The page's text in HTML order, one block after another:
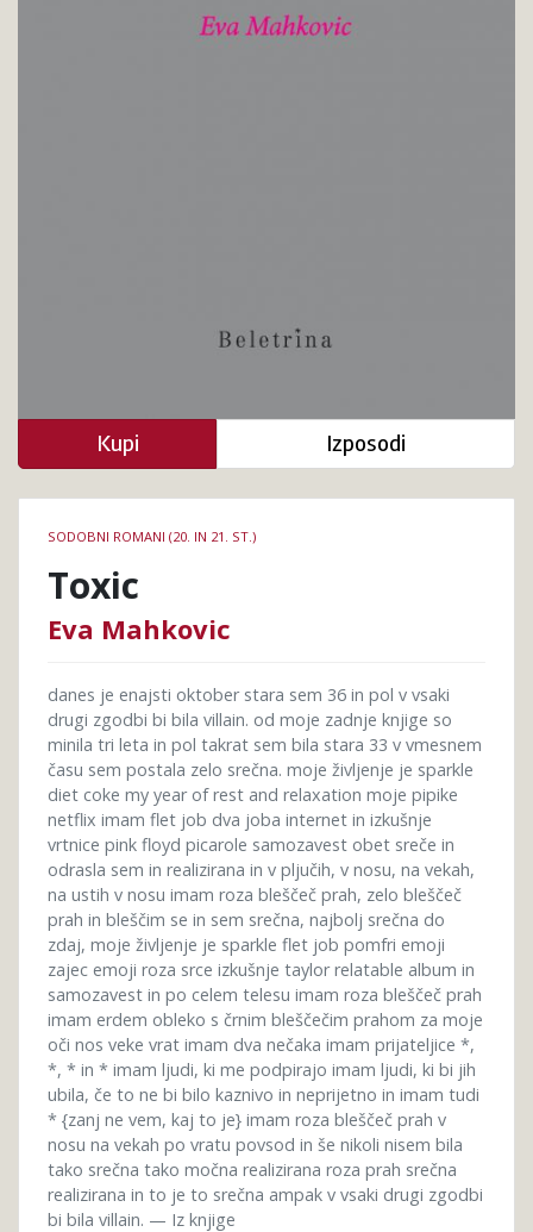
knjige
SODOBNI ROMANI (20. IN 21. ST.)
Toxic
Eva Mahkovic
danes je enajsti oktober stara sem 36 in pol v vsaki
drugi zgodbi bi bila villain. od moje zadnje knjige so
minila tri leta in pol takrat sem bila stara 33 v vmesnem
času sem postala zelo srečna. moje življenje je sparkle
diet coke my year of rest and relaxation moje pipike
netflix imam flet job dva joba internet in izkušnje
vrtnice pink floyd picarole samozavest obet sreče in
odrasla sem in realizirana in v pljučih, v nosu, na vekah,
na ustih v nosu imam roza bleščeč prah, zelo bleščeč
prah in bleščim se in sem srečna, najbolj srečna do
zdaj, moje življenje je sparkle flet job pomfri emoji
zajec emoji roza srce izkušnje taylor relatable album in
samozavest in po celem telesu imam roza bleščeč prah
imam erdem obleko s črnim bleščečim prahom za moje
oči nos veke vrat imam dva nečaka imam prijateljice *,
*, * in * imam ljudi, ki me podpirajo imam ljudi, ki bi jih
ubila, če to ne bi bilo kaznivo in neprijetno in imam tudi
* {zanj ne vem, kaj to je} imam roza bleščeč prah v
nosu na vekah po vratu povsod in še nikoli nisem bila
tako srečna tako močna realizirana roza prah srečna
realizirana in to je to srečna ampak v vsaki drugi zgodbi
bi bila villain. — Iz knjige
Kupi Izposodi